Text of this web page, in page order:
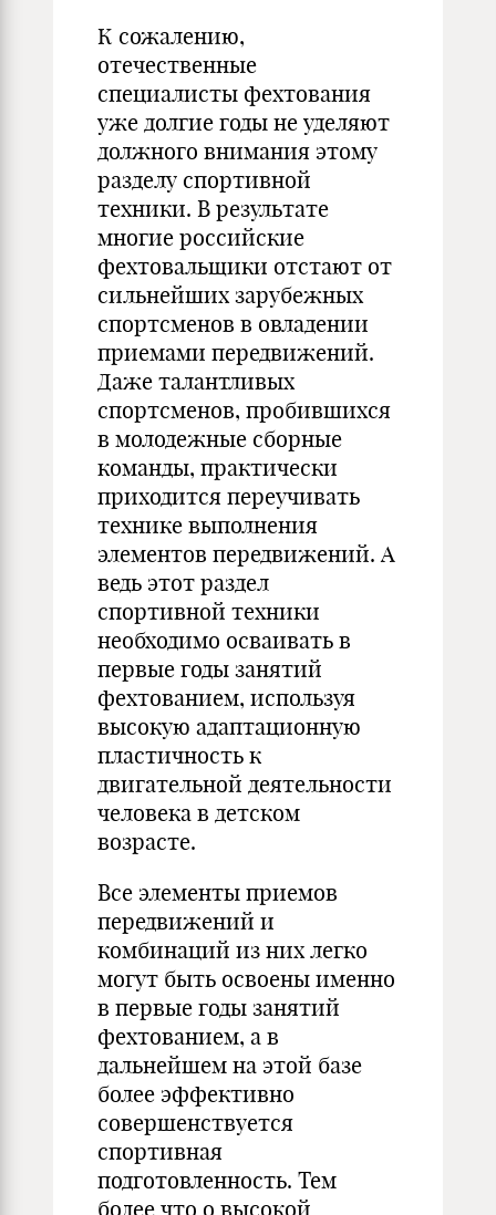
К сожалению,
отечественные
специалисты фехтования
уже долгие годы не уделяют
должного внимания этому
разделу спортивной
техники. В результате
многие российские
фехтовальщики отстают от
сильнейших зарубежных
спортсменов в овладении
приемами передвижений.
Даже талантливых
спортсменов, пробившихся
в молодежные сборные
команды, практически
приходится переучивать
технике выполнения
элементов передвижений. А
ведь этот раздел
спортивной техники
необходимо осваивать в
первые годы занятий
фехтованием, используя
высокую адаптационную
пластичность к
двигательной деятельности
человека в детском
возрасте.
Все элементы приемов
передвижений и
комбинаций из них легко
могут быть освоены именно
в первые годы занятий
фехтованием, а в
дальнейшем на этой базе
более эффективно
совершенствуется
спортивная
подготовленность. Тем
более что о высокой